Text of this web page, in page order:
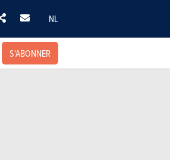
NL
S'ABONNER